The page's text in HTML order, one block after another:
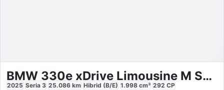
BMW 330e xDrive Limousine M Sport
2025 Seria 3 25.086 km Hibrid (B/E) 1.998 cm³ 292 CP